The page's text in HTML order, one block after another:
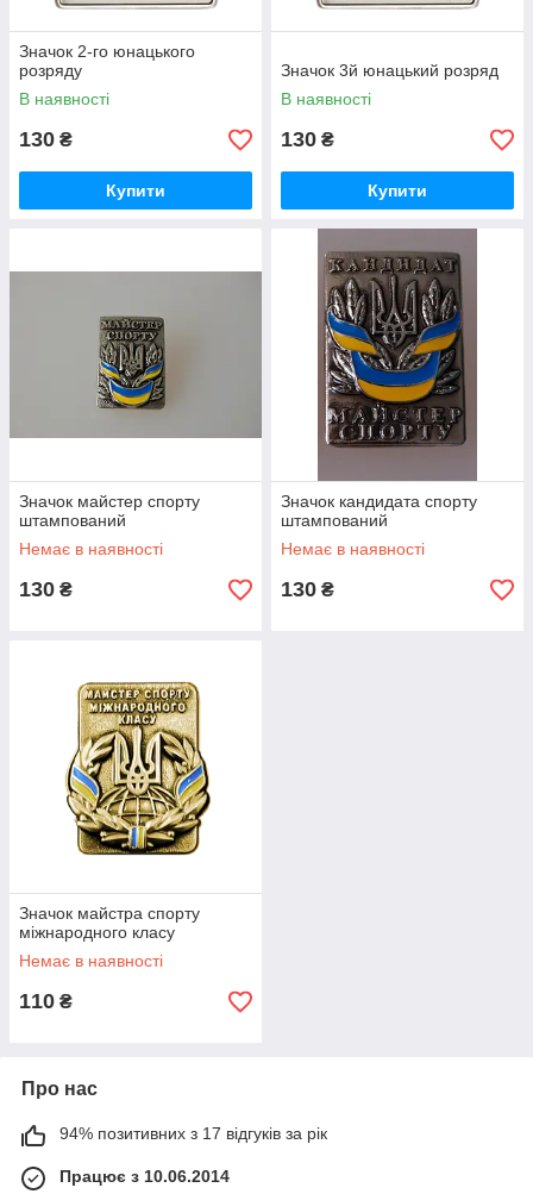
Значок 2-го юнацького
розряду
В наявності
130 ₴
Купити
Значок 3й юнацький розряд
В наявності
130 ₴
Купити
Значок майстер спорту
штампований
Немає в наявності
130 ₴
Значок кандидата спорту
штампований
Немає в наявності
130 ₴
Значок майстра спорту
міжнародного класу
Немає в наявності
110 ₴
Про нас
94% позитивних з 17 відгуків за рік
Працює з 10.06.2014